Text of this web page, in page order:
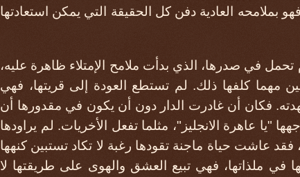
بملامحه العادية دفن كل الحقيقة التي يمكن استعادتها
في صدرها، الذي بدأت ملامح الإمتلاء ظاهرة عليه،
مهما كلفها ذلك. لم تستطع العودة إلى قريتها، فهي
فكان أن غادرت الدار دون أن يكون في مقدورها أن
عاهرة الانجليز"، مثلما تفعل الأخريات. لم يراودها
عاشت حياة ماجنة تقودها رغبة لا تكاد تستبين كنهها
في ملذاتها، فهي تبيع العشق والهوى على طريقتها لا